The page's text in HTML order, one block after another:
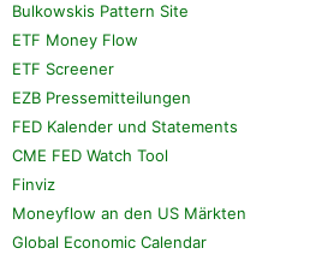
Bulkowskis Pattern Site
ETF Money Flow
ETF Screener
EZB Pressemitteilungen
FED Kalender und Statements
CME FED Watch Tool
Finviz
Moneyflow an den US Märkten
Global Economic Calendar